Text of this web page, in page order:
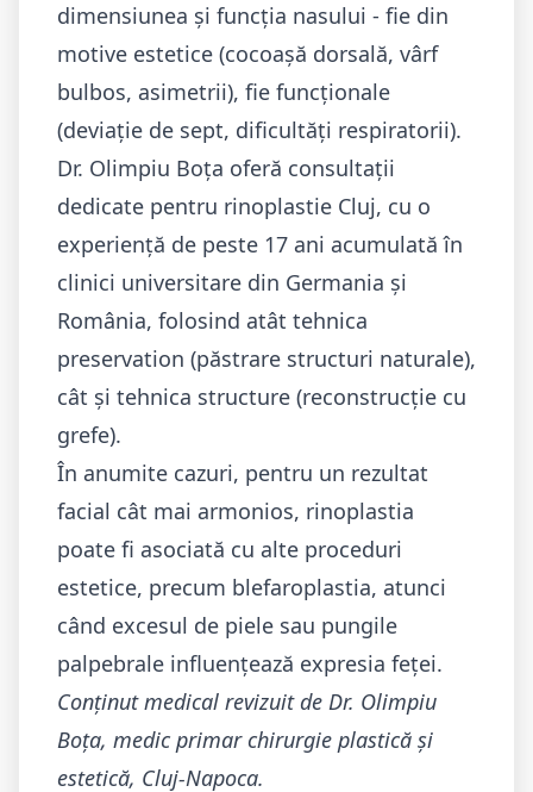
dimensiunea și funcția nasului - fie din
motive estetice (cocoașă dorsală, vârf
bulbos, asimetrii), fie funcționale
(deviație de sept, dificultăți respiratorii).
Dr. Olimpiu Boța oferă consultații
dedicate pentru rinoplastie Cluj, cu o
experiență de peste 17 ani acumulată în
clinici universitare din Germania și
România, folosind atât tehnica
preservation (păstrare structuri naturale),
cât și tehnica structure (reconstrucție cu
grefe).
În anumite cazuri, pentru un rezultat
facial cât mai armonios, rinoplastia
poate fi asociată cu alte proceduri
estetice, precum blefaroplastia, atunci
când excesul de piele sau pungile
palpebrale influențează expresia feței.
Conținut medical revizuit de Dr. Olimpiu
Boța, medic primar chirurgie plastică și
estetică, Cluj-Napoca.